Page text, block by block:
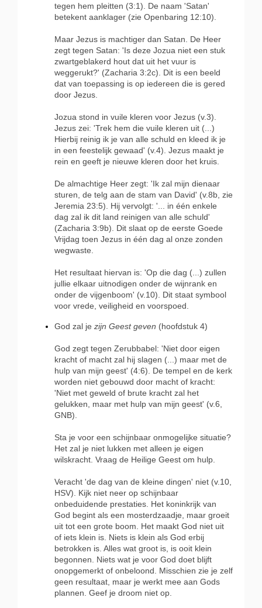
tegen hem pleitten (3:1). De naam 'Satan'
betekent aanklager (zie Openbaring 12:10).
Maar Jezus is machtiger dan Satan. De Heer
zegt tegen Satan: 'Is deze Jozua niet een stuk
zwartgeblakerd hout dat uit het vuur is
weggerukt?' (Zacharia 3:2c). Dit is een beeld
dat van toepassing is op iedereen die is gered
door Jezus.
Jozua stond in vuile kleren voor Jezus (v.3).
Jezus zei: 'Trek hem die vuile kleren uit (...)
Hierbij reinig ik je van alle schuld en kleed ik je
in een feestelijk gewaad' (v.4). Jezus maakt je
rein en geeft je nieuwe kleren door het kruis.
De almachtige Heer zegt: 'Ik zal mijn dienaar
sturen, de telg aan de stam van David' (v.8b, zie
Jeremia 23:5). Hij vervolgt: '... in één enkele
dag zal ik dit land reinigen van alle schuld'
(Zacharia 3:9b). Dit slaat op de eerste Goede
Vrijdag toen Jezus in één dag al onze zonden
wegwaste.
Het resultaat hiervan is: 'Op die dag (...) zullen
jullie elkaar uitnodigen onder de wijnrank en
onder de vijgenboom' (v.10). Dit staat symbool
voor vrede, veiligheid en voorspoed.
God zal je zijn Geest geven (hoofdstuk 4)
God zegt tegen Zerubbabel: 'Niet door eigen
kracht of macht zal hij slagen (...) maar met de
hulp van mijn geest' (4:6). De tempel en de kerk
worden niet gebouwd door macht of kracht:
'Niet met geweld of brute kracht zal het
gelukken, maar met hulp van mijn geest' (v.6,
GNB).
Sta je voor een schijnbaar onmogelijke situatie?
Het zal je niet lukken met alleen je eigen
wilskracht. Vraag de Heilige Geest om hulp.
Veracht 'de dag van de kleine dingen' niet (v.10,
HSV). Kijk niet neer op schijnbaar
onbeduidende prestaties. Het koninkrijk van
God begint als een mosterdzaadje, maar groeit
uit tot een grote boom. Het maakt God niet uit
of iets klein is. Niets is klein als God erbij
betrokken is. Alles wat groot is, is ooit klein
begonnen. Niets wat je voor God doet blijft
onopgemerkt of onbeloond. Misschien zie je zelf
geen resultaat, maar je werkt mee aan Gods
plannen. Geef je droom niet op.